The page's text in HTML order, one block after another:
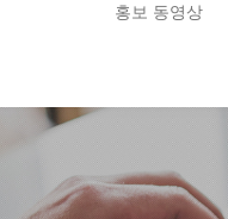
홍보 동영상